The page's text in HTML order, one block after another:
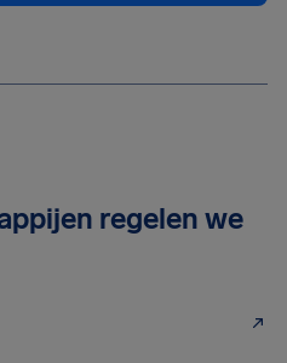
regelen we